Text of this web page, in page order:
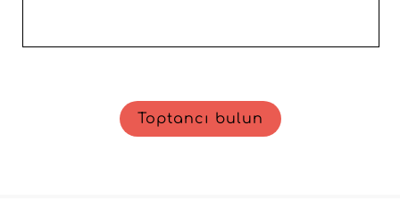
Toptancı bulun